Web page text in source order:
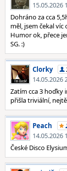
15.05.2026
Dohráno za cca
měl, jsem čekal
Humor ok, přece
SG. :)
Clorky
14.05.2026
Zatím cca 3 hoďky
přišla triviální,
Peach
14.05.2026
České Disco